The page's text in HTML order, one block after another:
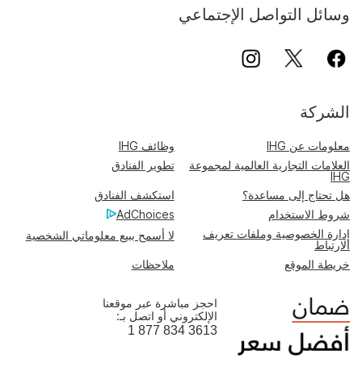
وسائل التواصل الإجتماعي
الشركة
معلومات عن IHG
وظائف IHG
العلامات التجارية العالمية لمجموعة
IHG
تطوير الفنادق
هل تحتاج إلى مساعدة؟
استكشف الفنادق
شروط الاستخدام
AdChoices
إدارة الخصوصية وملفات تعريف
الارتباط
لا أسمح ببيع معلوماتي الشخصية
خريطة الموقع ملاحظات
احجز مباشرة عبر موقعنا
الإلكتروني أو اتصل بـ:
1 877 834 3613